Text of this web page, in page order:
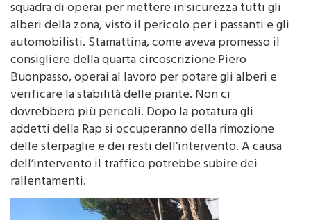
Marabitti. Ora si attendeva solo l’intervento di una
squadra di operai per mettere in sicurezza tutti gli
alberi della zona, visto il pericolo per i passanti e gli
automobilisti. Stamattina, come aveva promesso il
consigliere della quarta circoscrizione Piero
Buonpasso, operai al lavoro per potare gli alberi e
verificare la stabilità delle piante. Non ci
dovrebbero più pericoli. Dopo la potatura gli
addetti della Rap si occuperanno della rimozione
delle sterpaglie e dei resti dell’intervento. A causa
dell’intervento il traffico potrebbe subire dei
rallentamenti.